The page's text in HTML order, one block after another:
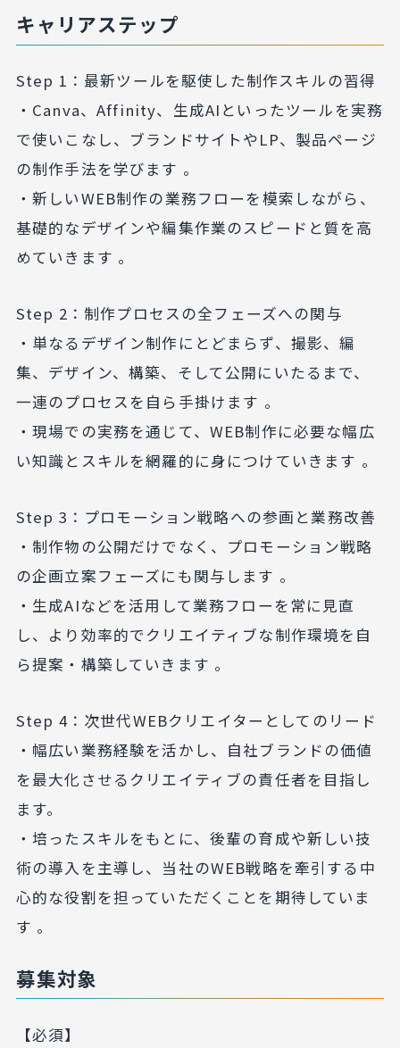
キャリアステップ
Step 1：最新ツールを駆使した制作スキルの習得
・Canva、Affinity、生成AIといったツールを実務
で使いこなし、ブランドサイトやLP、製品ページ
の制作手法を学びます 。
・新しいWEB制作の業務フローを模索しながら、
基礎的なデザインや編集作業のスピードと質を高
めていきます 。
Step 2：制作プロセスの全フェーズへの関与
・単なるデザイン制作にとどまらず、撮影、編
集、デザイン、構築、そして公開にいたるまで、
一連のプロセスを自ら手掛けます 。
・現場での実務を通じて、WEB制作に必要な幅広
い知識とスキルを網羅的に身につけていきます 。
Step 3：プロモーション戦略への参画と業務改善
・制作物の公開だけでなく、プロモーション戦略
の企画立案フェーズにも関与します 。
・生成AIなどを活用して業務フローを常に見直
し、より効率的でクリエイティブな制作環境を自
ら提案・構築していきます 。
Step 4：次世代WEBクリエイターとしてのリード
・幅広い業務経験を活かし、自社ブランドの価値
を最大化させるクリエイティブの責任者を目指し
ます。
・培ったスキルをもとに、後輩の育成や新しい技
術の導入を主導し、当社のWEB戦略を牽引する中
心的な役割を担っていただくことを期待していま
す 。
募集対象
【必須】